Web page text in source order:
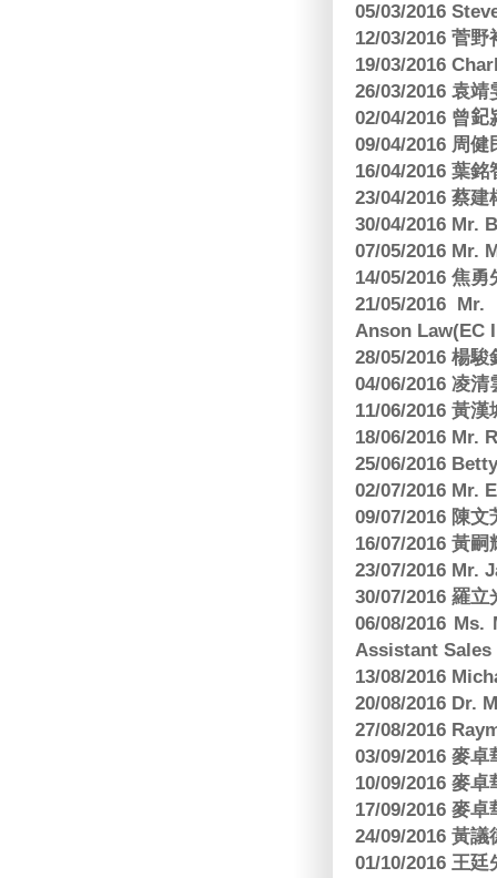
05/03/2016
12/03/2016 菅
19/03/2016
26/03/2016 袁
02/04/2016 曾
09/04/2016 周
16/04/2016 葉
23/04/2016 蔡
30/04/2016 Mr.
07/05/2016 Mr.
14/05/2016 焦
21/05/2016
Anson Law(EC
28/05/2016 楊
04/06/2016 凌
11/06/2016 黃
18/06/2016 Mr.
25/06/2016
02/07/2016 Mr.
09/07/2016 陳
16/07/2016 黃
23/07/2016 Mr.
30/07/2016 羅
06/08/2016
Assistant Sales
13/08/2016
20/08/2016 Dr.
27/08/2016
03/09/2016 麥
10/09/2016 麥
17/09/2016 麥
24/09/2016 黃
01/10/2016 王